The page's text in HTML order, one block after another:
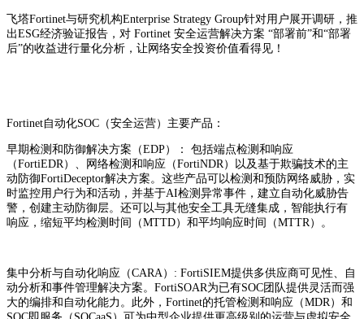
飞塔Fortinet与研究机构Enterprise Strategy Group针对用户展开调研，推
出ESG经济验证报告，对 Fortinet 安全运营解决方案 “部署前”和“部署
后”的收益进行量化分析，让网络安全投资价值看得见！
Fortinet自动化SOC（安全运营）主要产品：
早期检测和防御解决方案（EDP）： 包括端点检测和响应
（FortiEDR）、网络检测和响应（FortiNDR）以及基于欺骗技术的主
动防御FortiDeceptor解决方案。这些产品可以检测和预防网络威胁，实
时监控用户行为和活动，并基于AI检测异常事件，建立自动化威胁告
警，创建主动防御层。还可以与其他安全工具无缝集成，智能执行有
响应，缩短平均检测时间（MTTD）和平均响应时间（MTTR）。
集中分析与自动化响应（CARA）: FortiSIEM提供多供应商可见性、自
动分析和事件管理解决方案。FortiSOAR为已有SOC团队提供灵活而强
大的编排和自动化能力。此外，Fortinet的托管检测和响应（MDR）和